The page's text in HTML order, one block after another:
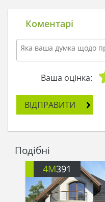
Коментарі
Ваша оцінка:
ВІДПРАВИТИ
Подібні
4M391